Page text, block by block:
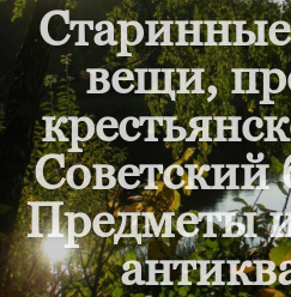
Старинные
вещи,
Советский
Предметы